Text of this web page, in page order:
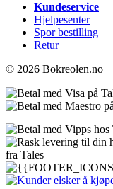
Kundeservice
Hjelpesenter
Spor bestilling
Retur
© 2026 Bokreolen.no